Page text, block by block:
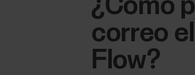
¿Cómo
correo
Flow?